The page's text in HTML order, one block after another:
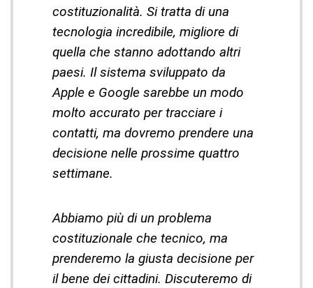
costituzionalità. Si tratta di una
tecnologia incredibile, migliore di
quella che stanno adottando altri
paesi. Il sistema sviluppato da
Apple e Google sarebbe un modo
molto accurato per tracciare i
contatti, ma dovremo prendere una
decisione nelle prossime quattro
settimane.
Abbiamo più di un problema
costituzionale che tecnico, ma
prenderemo la giusta decisione per
il bene dei cittadini. Discuteremo di